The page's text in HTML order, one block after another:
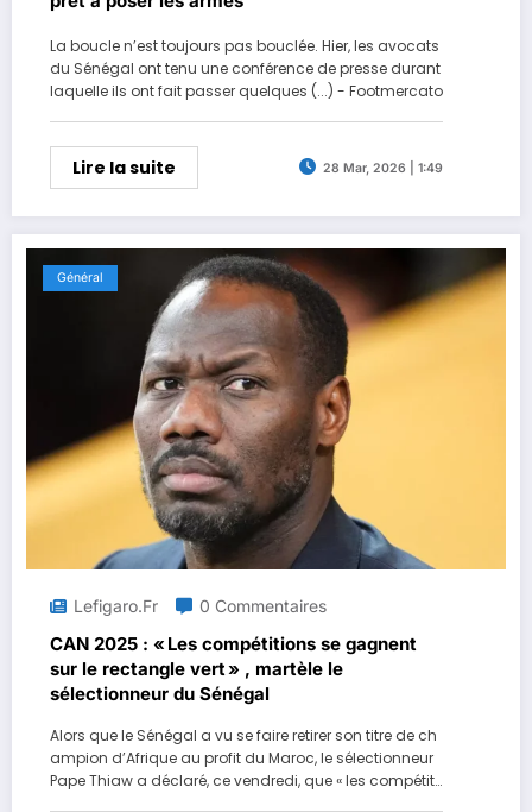
La boucle n’est toujours pas bouclée. Hier, les avocats
du Sénégal ont tenu une conférence de presse durant
laquelle ils ont fait passer quelques (...) - Footmercato
Lire la suite 28 Mar, 2026 | 1:49
Général
Lefigaro.fr 0 Commentaires
CAN 2025 : « Les compétitions se gagnent
sur le rectangle vert » , martèle le
sélectionneur du Sénégal
Alors que le Sénégal a vu se faire retirer son titre de ch
ampion d’Afrique au profit du Maroc, le sélectionneur
Pape Thiaw a déclaré, ce vendredi, que « les compétiti